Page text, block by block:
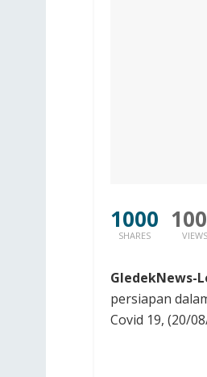
1000
SHARES VIEWS
GledekNews-
persiapan
Covid 19, (20/